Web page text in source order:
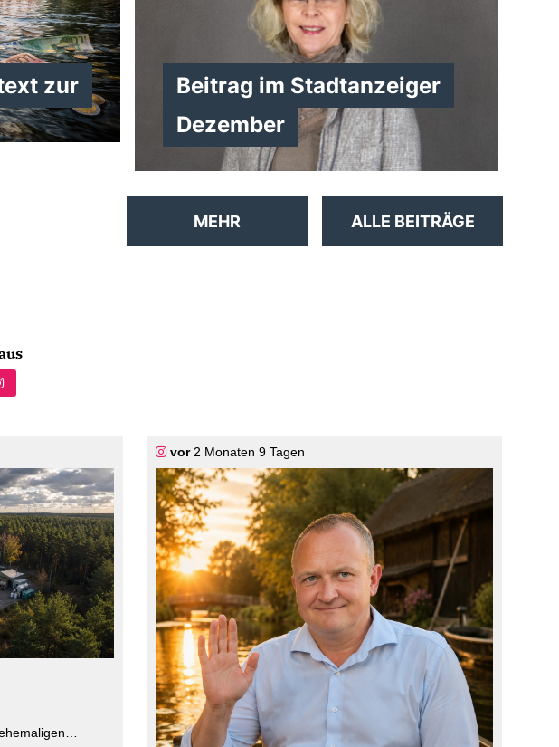
zur
Beitrag im Stadtanzeiger
Dezember
ALLE BEITRÄGE
MEHR
vor2 Monaten 9 Tagen